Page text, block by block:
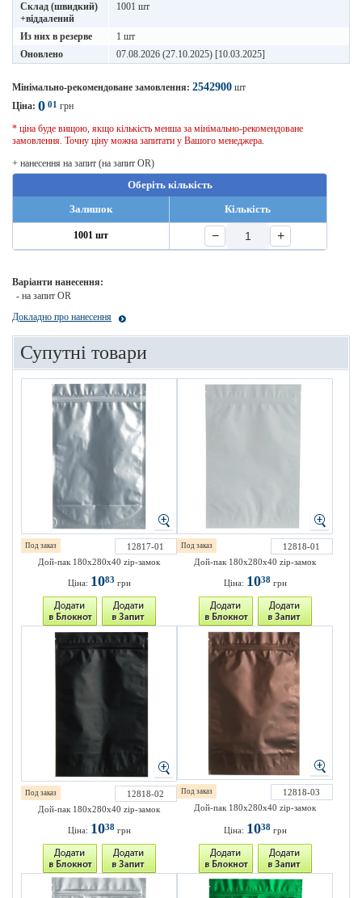
Склад (швидкий)
+віддалений
1001 шт
Из них в резерве
1 шт
Оновлено
07.08.2026 (27.10.2025) [10.03.2025]
Мінімально-рекомендоване замовлення: 2542900 шт
Ціна: 0 01 грн
* ціна буде вищою, якщо кількість менша за мінімально-рекомендоване
замовлення. Точну ціну можна запитати у Вашого менеджера.
+ нанесення на запит (на запит OR)
Оберіть кількість
Залишок
Кількість
1001 шт − +
Варіанти нанесення:
- на запит OR
Докладно про нанесення
Супутні товари
Под заказ
12817-01
Дой-пак 180х280х40 zip-замок
Ціна: 1083 грн
Под заказ
12818-01
Дой-пак 180х280х40 zip-замок
Ціна: 1038грн
Под заказ
12818-02
Дой-пак 180х280х40 zip-замок
Ціна: 1038грн
Под заказ
12818-03
Дой-пак 180х280х40 zip-замок
Ціна: 1038грн